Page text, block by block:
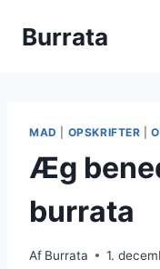
Burrata
MAD OPSKRIFTER |
Æg
burrata
Af Burrata 1.